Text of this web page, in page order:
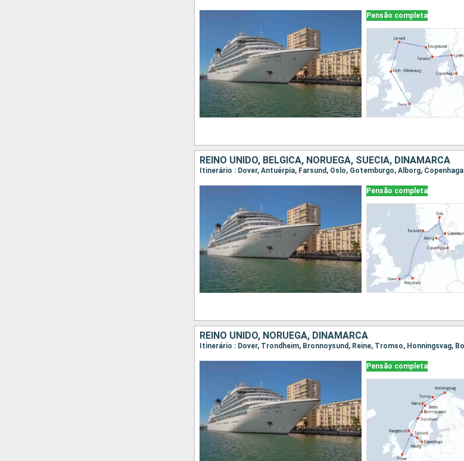
Pensão completa
REINO UNIDO, BÉLGICA, NORUEGA, SUÉCIA, DINAMARCA
Itinerário : Dover, Antuérpia, Farsund, Oslo, Gotemburgo, Alborg, Copenhaga
Pensão completa
REINO UNIDO, NORUEGA, DINAMARCA
Pensão completa